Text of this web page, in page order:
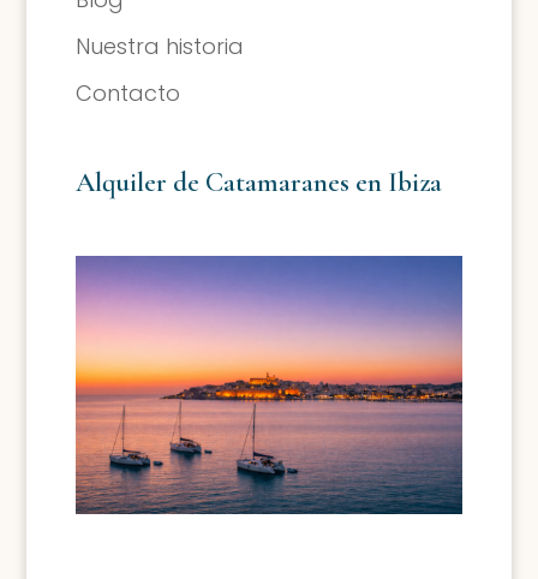
Nuestra historia
Contacto
Alquiler de Catamaranes en Ibiza